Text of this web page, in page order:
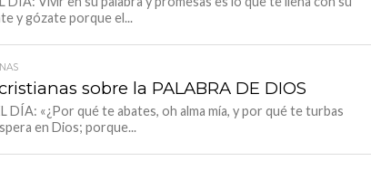
y gózate porque el...
sobre la PALABRA DE DIOS
DÍA: «¿Por qué te abates, oh alma mía, y por qué te turbas
en Dios; porque...